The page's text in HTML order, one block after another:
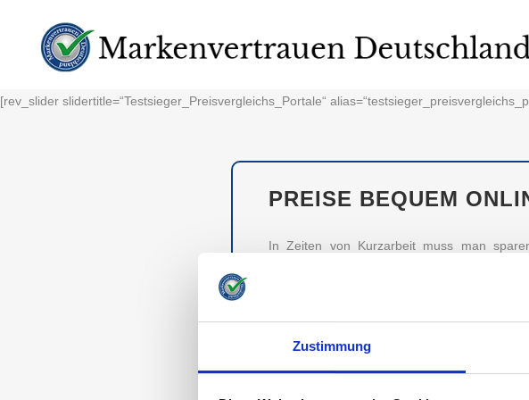
Zustimmung
[rev_slider slidertitle=“Testsieger_Preisvergleichs_Portale“
PREISE BEQUEM
In Zeiten von Kurzarbeit muss man
Doch welchen Preisvergleichs-Portale
MARKEN UNTER DEN